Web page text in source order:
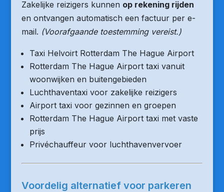
Zakelijke reizigers kunnen op rekening rijden
en ontvangen automatisch een factuur per e-
mail. (Voorafgaande toestemming vereist.)
Taxi Helvoirt Rotterdam The Hague Airport
Rotterdam The Hague Airport taxi vanuit
woonwijken en buitengebieden
Luchthaventaxi voor zakelijke reizigers
Airport taxi voor gezinnen en groepen
Rotterdam The Hague Airport taxi met vaste
prijs
Privéchauffeur voor luchthavenvervoer
Voordelig alternatief voor parkeren